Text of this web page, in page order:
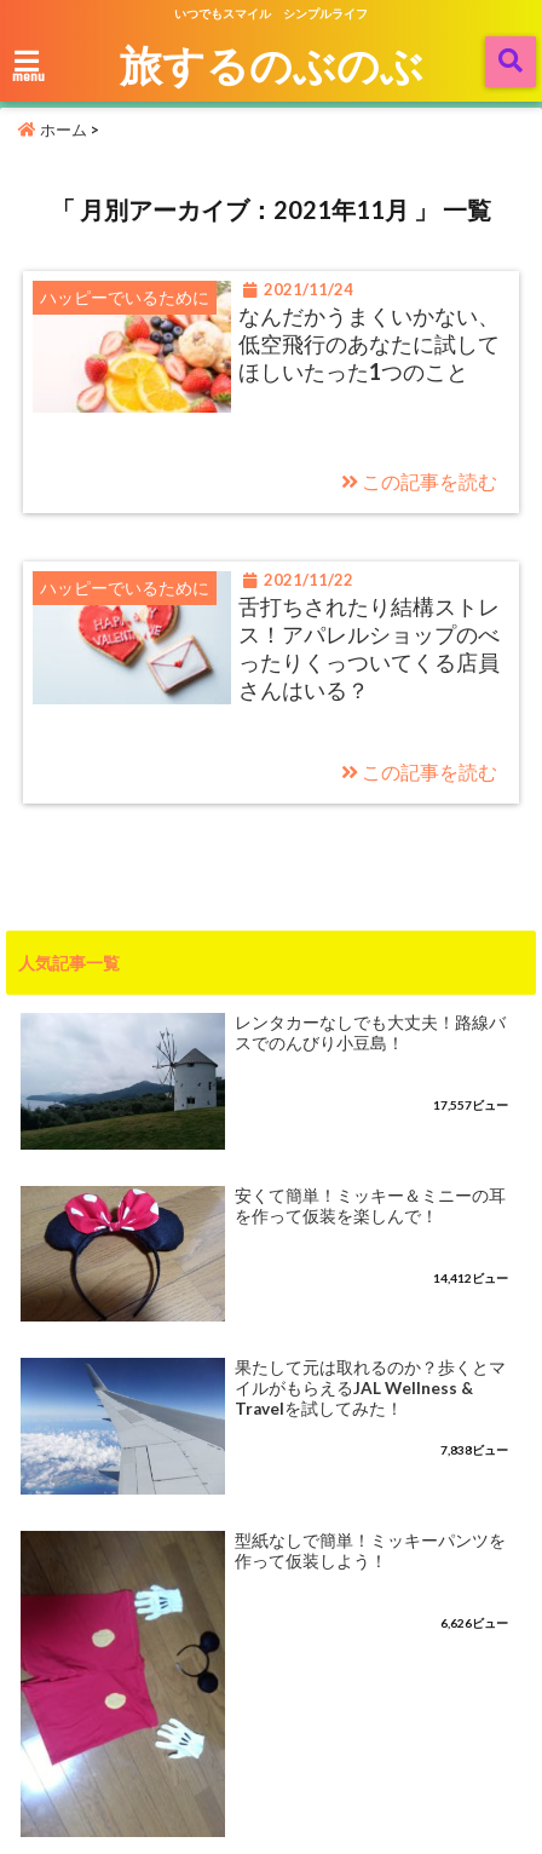
いつでもスマイル シンプルライフ
menu 旅するのぶのぶ
ホーム >
「 月別アーカイブ：2021年11月 」 一覧
ハッピーでいるために 2021/11/24
なんだかうまくいかない、
低空飛行のあなたに試して
ほしいたった1つのこと
この記事を読む
ハッピーでいるために 2021/11/22
舌打ちされたり結構ストレ
ス！アパレルショップのべ
ったりくっついてくる店員
さんはいる？
この記事を読む
人気記事一覧
レンタカーなしでも大丈夫！路線バ
スでのんびり小豆島！
17,557ビュー
安くて簡単！ミッキー＆ミニーの耳
を作って仮装を楽しんで！
14,412ビュー
果たして元は取れるのか？歩くとマ
イルがもらえるJAL Wellness &
Travelを試してみた！
7,838ビュー
型紙なしで簡単！ミッキーパンツを
作って仮装しよう！
6,626ビュー